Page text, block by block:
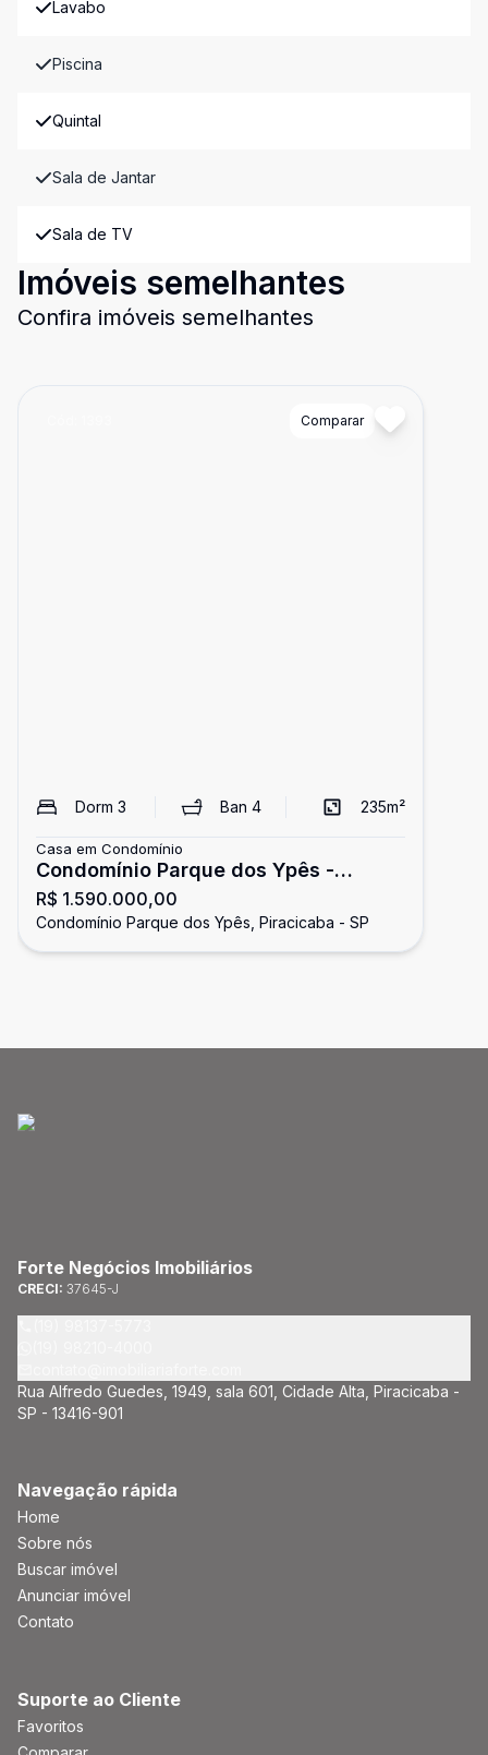
Lavabo
Piscina
Quintal
Sala de Jantar
Sala de TV
Imóveis semelhantes
Confira imóveis semelhantes
Comparar
Dorm 3 Ban 4 235m²
Casa em Condomínio
Condomínio Parque dos Ypês -
estuda permuta!
R$ 1.590.000,00
Condomínio Parque dos Ypês, Piracicaba - SP
Forte Negócios Imobiliários
CRECI: 37645-J
Rua Alfredo Guedes, 1949, sala 601, Cidade Alta, Piracicaba -
SP - 13416-901
Navegação rápida
Home
Sobre nós
Buscar imóvel
Anunciar imóvel
Contato
Suporte ao Cliente
Favoritos